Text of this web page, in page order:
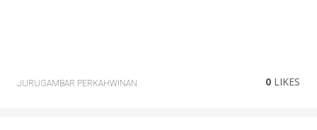
JURUGAMBAR PERKAHWINAN 0 LIKES